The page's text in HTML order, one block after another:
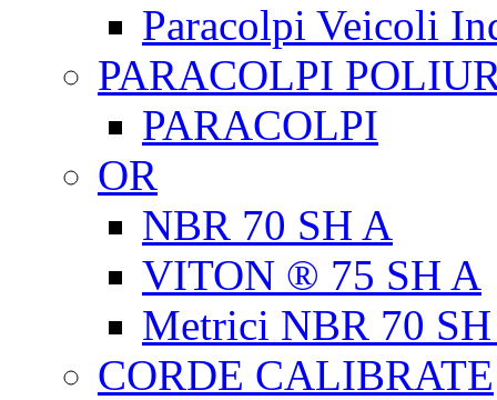
Paracolpi Veicoli
PARACOLPI
PARACOLPI
OR
NBR 70 SH A
VITON ® 75 SH A
Metrici NBR 70
CORDE CALIBRATE